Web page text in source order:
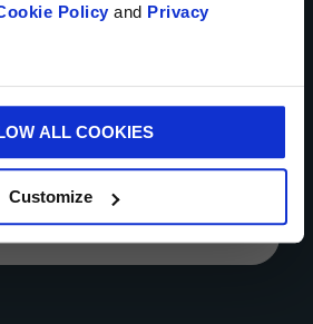
Policy and Privacy
ALL COOKIES
Customize